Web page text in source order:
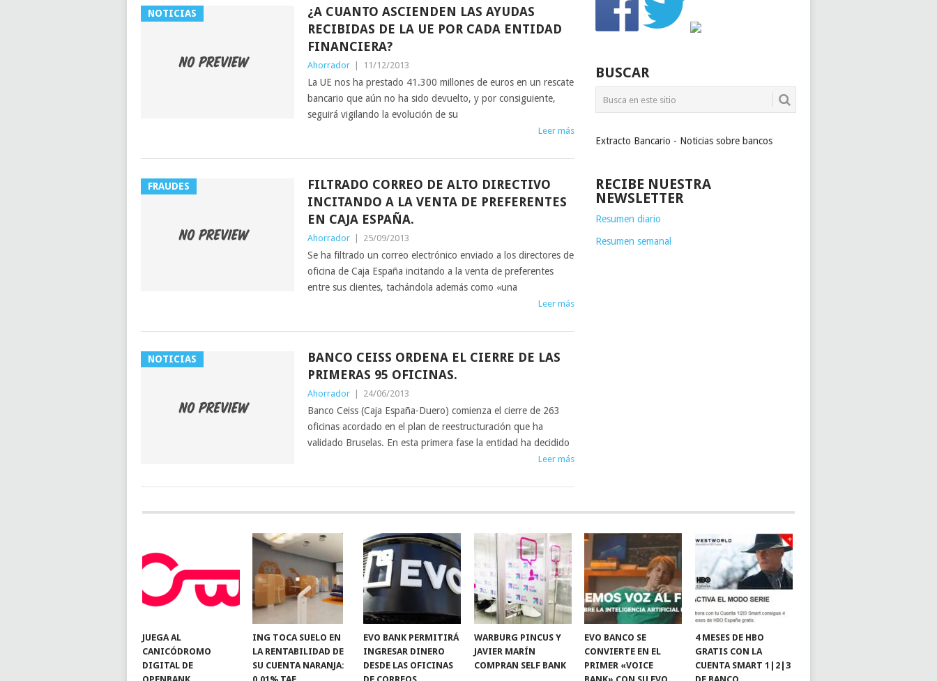
NOTICIAS
¿A CUANTO ASCIENDEN LAS AYUDAS
RECIBIDAS DE LA UE POR CADA ENTIDAD
FINANCIERA?
Ahorrador 11/12/2013
La UE nos ha prestado 41.300 millones de euros en un rescate
bancario que aún no ha sido devuelto, y por consiguiente,
seguirá vigilando la evolución de su
Leer más
FRAUDES
FILTRADO CORREO DE ALTO DIRECTIVO
INCITANDO A LA VENTA DE PREFERENTES
EN CAJA ESPAÑA.
Ahorrador 25/09/2013
Se ha filtrado un correo electrónico enviado a los directores de
oficina de Caja España incitando a la venta de preferentes
entre sus clientes, tachándola además como «una
Leer más
NOTICIAS
BANCO CEISS ORDENA EL CIERRE DE LAS
PRIMERAS 95 OFICINAS.
Ahorrador 24/06/2013
Banco Ceiss (Caja España-Duero) comienza el cierre de 263
oficinas acordado en el plan de reestructuración que ha
validado Bruselas. En esta primera fase la entidad ha decidido
Leer más
BUSCAR
Extracto Bancario - Noticias sobre bancos
RECIBE NUESTRA
NEWSLETTER
Resumen diario
Resumen semanal
JUEGA AL
CANICÓDROMO
DIGITAL DE
ING TOCA SUELO EN
LA RENTABILIDAD DE
SU CUENTA NARANJA:
EVO BANK PERMITIRÁ
INGRESAR DINERO
DESDE LAS OFICINAS
WARBURG PINCUS Y
JAVIER MARÍN
COMPRAN SELF BANK
EVO BANCO SE
CONVIERTE EN EL
PRIMER «VOICE
4 MESES DE HBO
GRATIS CON LA
CUENTA SMART 1|2|3